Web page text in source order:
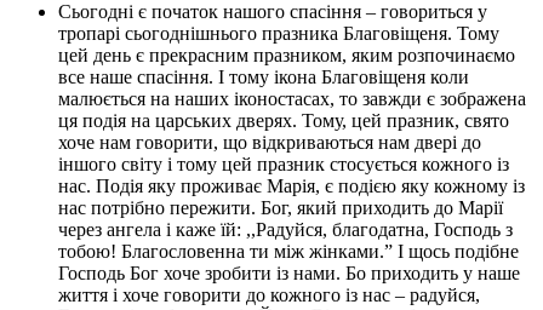
Сьогодні є початок нашого спасіння – говориться у
тропарі сьогоднішнього празника Благовіщеня. Тому
цей день є прекрасним празником, яким розпочинаємо
все наше спасіння. І тому ікона Благовіщеня коли
малюється на наших іконостасах, то завжди є зображена
ця подія на царських дверях. Тому, цей празник, свято
хоче нам говорити, що відкриваються нам двері до
іншого світу і тому цей празник стосується кожного із
нас. Подія яку проживає Марія, є подією яку кожному із
нас потрібно пережити. Бог, який приходить до Марії
через ангела і каже їй: ,,Радуйся, благодатна, Господь з
тобою! Благословенна ти між жінками.” І щось подібне
Господь Бог хоче зробити із нами. Бо приходить у наше
життя і хоче говорити до кожного із нас – радуйся,